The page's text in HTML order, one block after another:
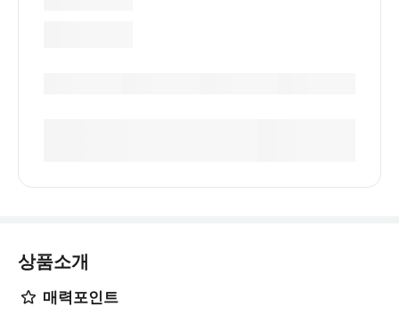
상품소개
매력포인트